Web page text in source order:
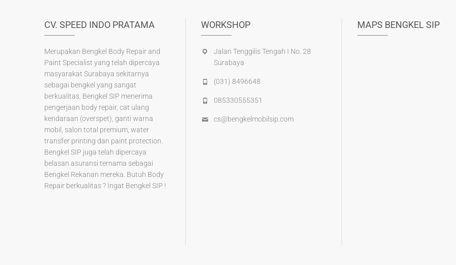
o
CV. SPEED INDO PRATAMA
Merupakan Bengkel Body Repair and
Paint Specialist yang telah dipercaya
masyarakat Surabaya sekitarnya
sebagai bengkel yang sangat
berkualitas. Bengkel SIP menerima
pengerjaan body repair, cat ulang
kendaraan (overspet), ganti warna
mobil, salon total premium, water
transfer printing dan paint protection.
Bengkel SIP juga telah dipercaya
belasan asuransi ternama sebagai
Bengkel Rekanan mereka. Butuh Body
Repair berkualitas ? Ingat Bengkel SIP !
WORKSHOP
Jalan Tenggilis Tengah I No. 28
Surabaya
(031) 8496648
085330555351
cs@bengkelmobilsip.com
MAPS BENGKEL SIP